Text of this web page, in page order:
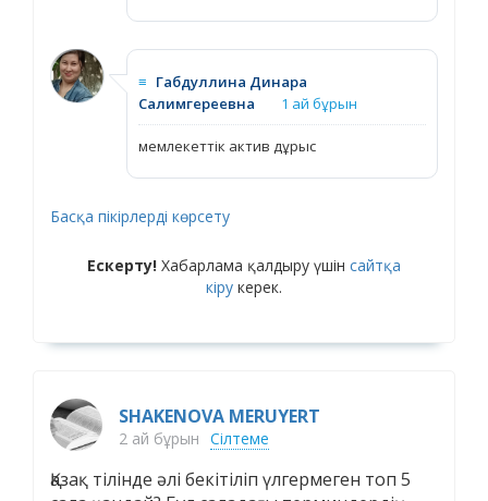
≡ Габдуллина Динара
Салимгереевна
1 ай бұрын
мемлекеттік актив дұрыс
Басқа пікірлерді көрсету
Ескерту! Хабарлама қалдыру үшін сайтқа
кіру керек.
SHAKENOVA MERUYERT
2 ай бұрын Сілтеме
Қазақ тілінде әлі бекітіліп үлгермеген топ 5